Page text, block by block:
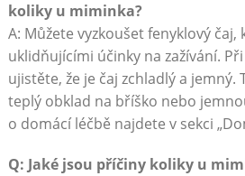
koliky u miminka?
A: Můžete vyzkoušet fenyklový čaj,
uklidňujícími účinky na zažívání.
ujistěte, že je čaj zchladlý a jemný.
teplý obklad na bříško nebo
o domácí léčbě najdete v sekci
Q: Jaké jsou příčiny koliky u